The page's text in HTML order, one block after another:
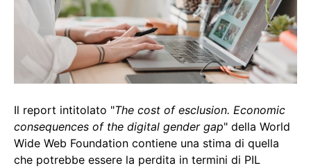
Il report intitolato "The cost of esclusion. Economic
consequences of the digital gender gap" della World
Wide Web Foundation contiene una stima di quella
che potrebbe essere la perdita in termini di PIL